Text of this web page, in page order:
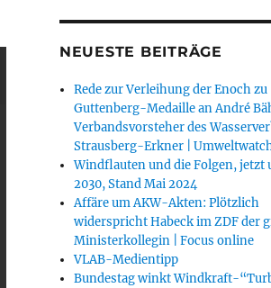
NEUESTE BEITRÄGE
Rede zur Verleihung der Enoch zu
Guttenberg-Medaille an André
Verbandsvorsteher des
Strausberg-Erkner |
Windflauten und die Folgen, jetzt
2030, Stand Mai 2024
Affäre um AKW-Akten: Plötzlich
widerspricht Habeck im ZDF der
Ministerkollegin | Focus online
VLAB-Medientipp
Bundestag winkt Windkraft-